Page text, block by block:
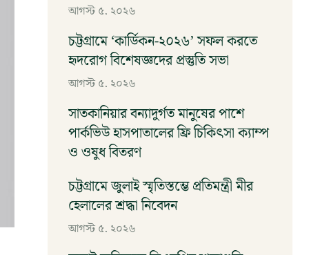
আগস্ট ৫, ২০২৬
চট্টগ্রামে ‘কার্ডিকন-২০২৬’ সফল করতে
হৃদরোগ বিশেষজ্ঞদের প্রস্তুতি সভা
আগস্ট ৫, ২০২৬
সাতকানিয়ার বন্যাদুর্গত মানুষের পাশে
পার্কভিউ হাসপাতালের ফ্রি চিকিৎসা ক্যাম্প
ও ওষুধ বিতরণ
আগস্ট ৫, ২০২৬
চট্টগ্রামে জুলাই স্মৃতিস্তম্ভে প্রতিমন্ত্রী মীর
হেলালের শ্রদ্ধা নিবেদন
আগস্ট ৫, ২০২৬